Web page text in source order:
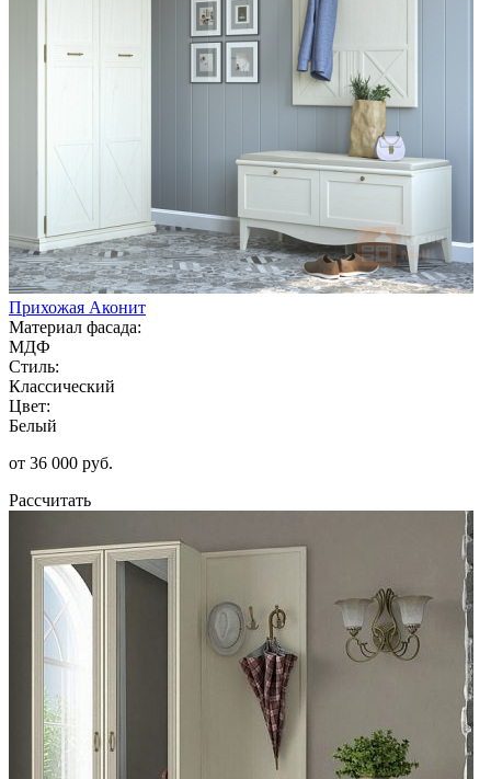
Прихожая Аконит
Материал фасада:
МДФ
Стиль:
Классический
Цвет:
Белый
от 36 000 руб.
Рассчитать